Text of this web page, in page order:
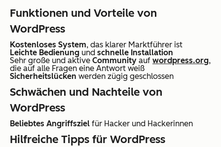
Funktionen und Vorteile von
WordPress
Kostenloses System, das klarer Marktführer ist
Leichte Bedienung und schnelle Installation
Sehr große und aktive Community auf wordpress.org,
die auf alle Fragen eine Antwort weiß
Sicherheitslücken werden zügig geschlossen
Schwächen und Nachteile von
WordPress
Beliebtes Angriffsziel für Hacker und Hackerinnen
Hilfreiche Tipps für WordPress